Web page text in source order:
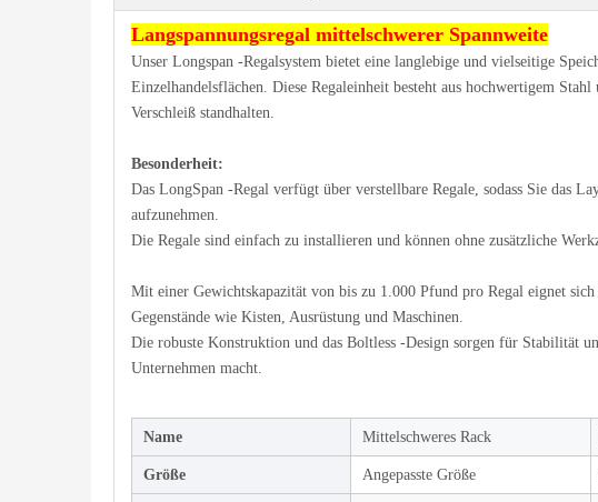
Langspannungsregal mittelschwerer Spannweite
Unser Longspan -Regalsystem bietet eine langlebige und vielseitige
Einzelhandelsflächen. Diese Regaleinheit besteht aus hochwertigem
Verschleiß standhalten.
Besonderheit:
Das LongSpan -Regal verfügt über verstellbare Regale, sodass Sie das
aufzunehmen.
Die Regale sind einfach zu installieren und können ohne zusätzliche
Mit einer Gewichtskapazität von bis zu 1.000 Pfund pro Regal eignet
Gegenstände wie Kisten, Ausrüstung und Maschinen.
Die robuste Konstruktion und das Boltless -Design sorgen für Stabilität
Unternehmen macht.
Name Mittelschweres Rack
Größe Angepasste Größe